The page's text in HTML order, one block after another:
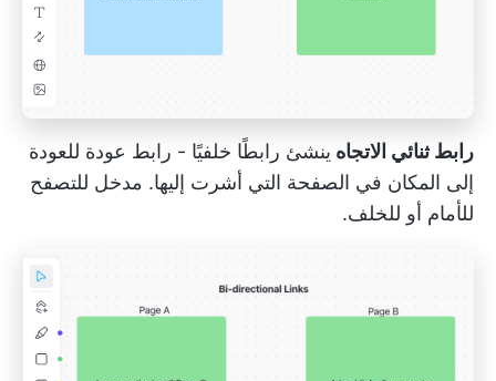
رابط ثنائي الاتجاه ينشئ رابطًا خلفيًا - رابط عودة للعودة
إلى المكان في الصفحة التي أشرت إليها. مدخل للتصفح
للأمام أو للخلف.